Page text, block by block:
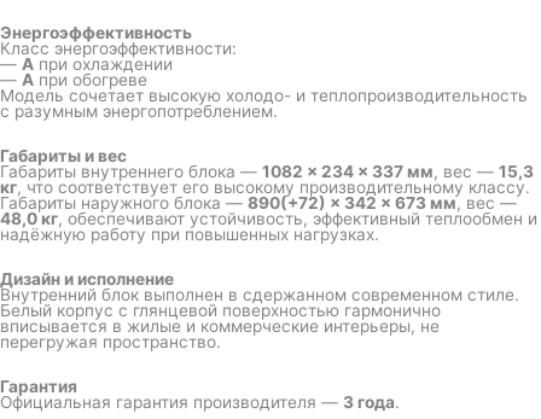
Энергоэффективность
Класс энергоэффективности:
— A при охлаждении
— A при обогреве
Модель сочетает высокую холодо- и теплопроизводительность
с разумным энергопотреблением.
Габариты и вес
Габариты внутреннего блока — 1082 × 234 × 337 мм, вес — 15,3
кг, что соответствует его высокому производительному классу.
Габариты наружного блока — 890(+72) × 342 × 673 мм, вес —
48,0 кг, обеспечивают устойчивость, эффективный теплообмен и
надёжную работу при повышенных нагрузках.
Дизайн и исполнение
Внутренний блок выполнен в сдержанном современном стиле.
Белый корпус с глянцевой поверхностью гармонично
вписывается в жилые и коммерческие интерьеры, не
перегружая пространство.
Гарантия
Официальная гарантия производителя — 3 года.